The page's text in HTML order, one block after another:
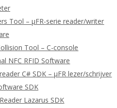
Tool – μFR-serie reader/writer
Tool – C-console
NFC RFID Software
C# SDK – μFR lezer/schrijver
SDK
Lazarus SDK